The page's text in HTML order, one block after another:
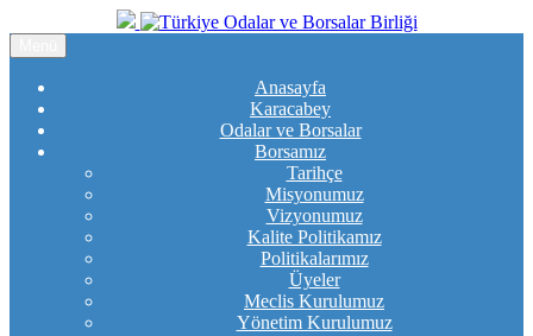
Anasayfa
Karacabey
Odalar ve Borsalar
Borsamız
Tarihçe
Misyonumuz
Vizyonumuz
Kalite Politikamız
Politikalarımız
Üyeler
Meclis Kurulumuz
Yönetim Kurulumuz